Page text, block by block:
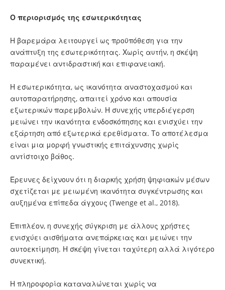
Ο περιορισμός της εσωτερικότητας
Η βαρεμάρα λειτουργεί ως προϋπόθεση για την
ανάπτυξη της εσωτερικότητας. Χωρίς αυτήν, η σκέψη
παραμένει αντιδραστική και επιφανειακή.
Η εσωτερικότητα, ως ικανότητα αναστοχασμού και
αυτοπαρατήρησης, απαιτεί χρόνο και απουσία
εξωτερικών παρεμβολών. Η συνεχής υπερδιέγερση
μειώνει την ικανότητα ενδοσκόπησης και ενισχύει την
εξάρτηση από εξωτερικά ερεθίσματα. Το αποτέλεσμα
είναι μια μορφή γνωστικής επιτάχυνσης χωρίς
αντίστοιχο βάθος.
Έρευνες δείχνουν ότι η διαρκής χρήση ψηφιακών μέσων
σχετίζεται με μειωμένη ικανότητα συγκέντρωσης και
αυξημένα επίπεδα άγχους (Twenge et al., 2018).
Επιπλέον, η συνεχής σύγκριση με άλλους χρήστες
ενισχύει αισθήματα ανεπάρκειας και μειώνει την
αυτοεκτίμηση. Η σκέψη γίνεται ταχύτερη αλλά λιγότερο
συνεκτική.
Η πληροφορία καταναλώνεται χωρίς να